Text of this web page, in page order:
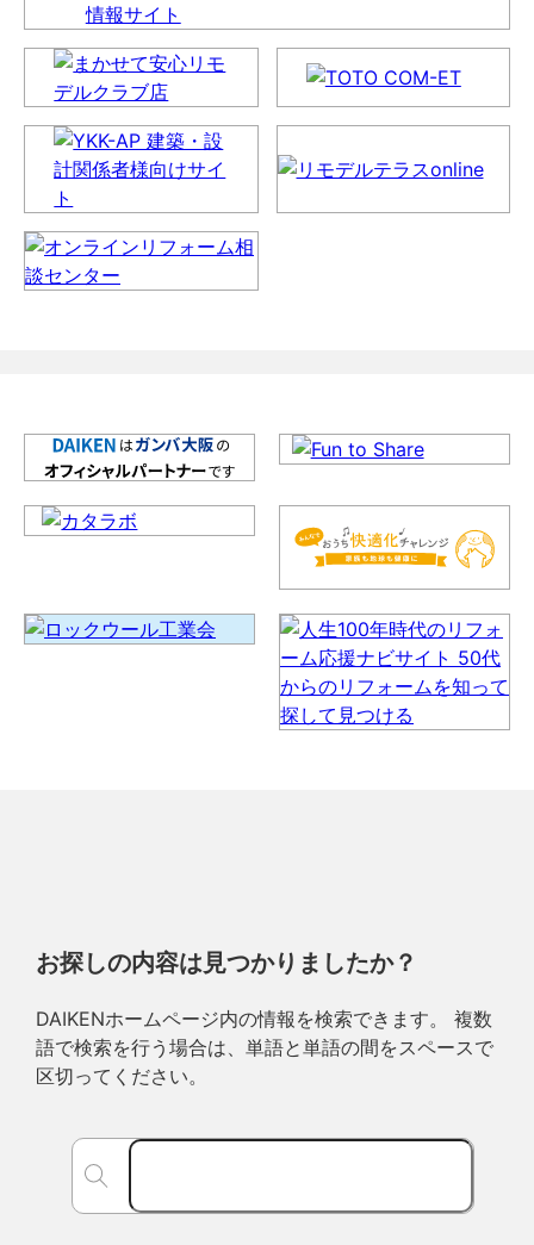
お探しの内容は見つかりましたか？
DAIKENホームページ内の情報を検索できます。 複数
語で検索を行う場合は、単語と単語の間をスペースで
区切ってください。